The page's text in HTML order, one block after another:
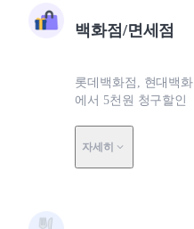
백화점/면세점
롯데백화점, 현대백
에서 5천원 청구할인
자세히